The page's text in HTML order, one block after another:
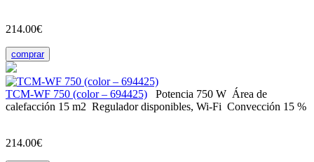
214.00€
comprar
ТСМ-WF 750 (color – 694425) Potencia 750 W Área de
calefacción 15 m2 Regulador disponibles, Wi-Fi Convección 15 %
214.00€